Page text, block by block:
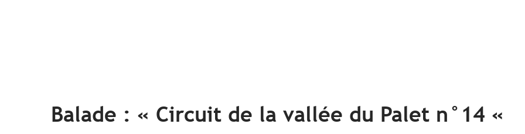
Balade : « Circuit de la vallée du Palet n°14 «